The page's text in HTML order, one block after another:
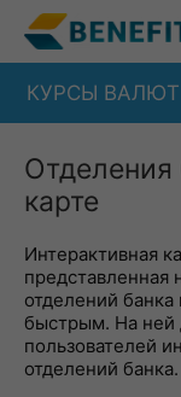
КУРСЫ ВАЛЮТ
Отделения
карте
Интерактивная
представленная
отделений
быстрым. На ней
пользователей
отделений банка.